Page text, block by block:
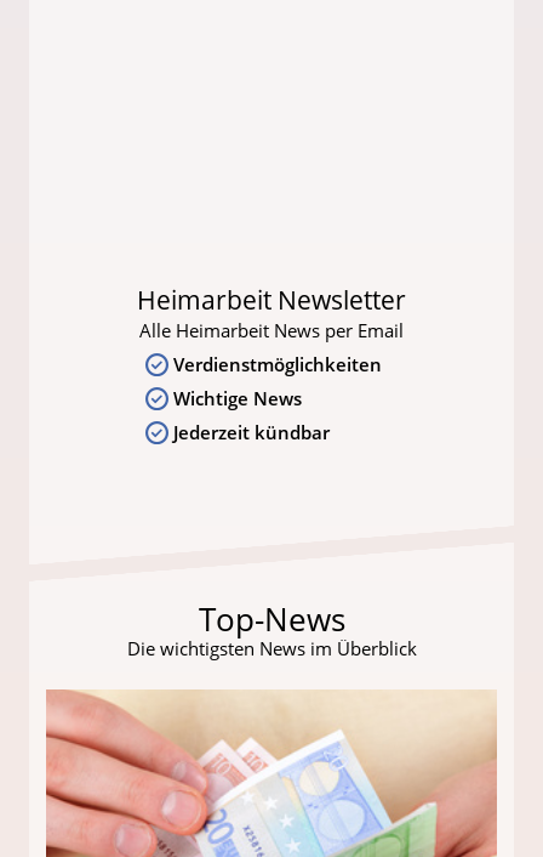
Heimarbeit Newsletter
Alle Heimarbeit News per Email
Verdienstmöglichkeiten
Wichtige News
Jederzeit kündbar
Top-News
Die wichtigsten News im Überblick